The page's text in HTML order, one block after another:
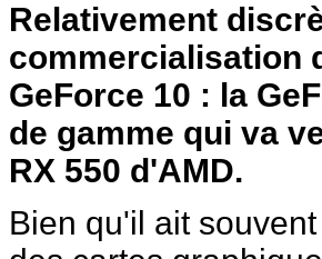
Relativement
commercialisation
GeForce 10 : la
de gamme qui va
RX 550 d'AMD.
Bien qu'il ait